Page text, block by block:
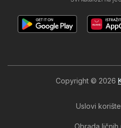
Copyright © 2026
Uslovi
Obrada ličnih